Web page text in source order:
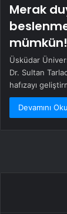
Merak
mümkün!
Üsküdar
Dr. Sultan
hafızayı
Devamını